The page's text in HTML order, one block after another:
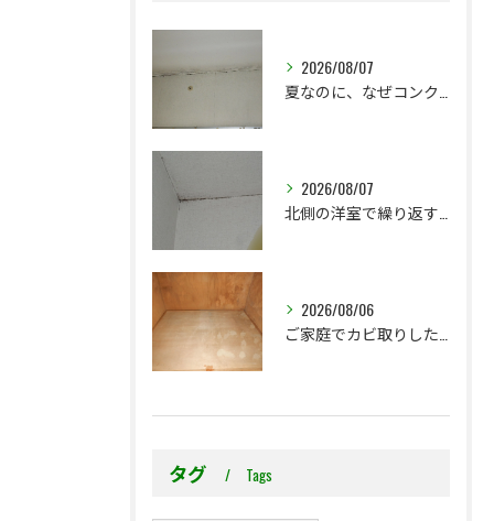
2026/08/07
2026/08/07
2026/08/06
タグ Tags